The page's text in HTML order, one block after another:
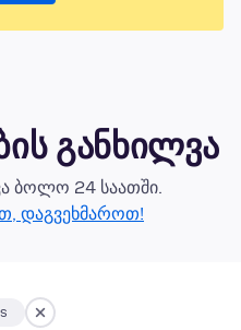
განხილვა
ბოლო 24 საათში.
დაგვეხმაროთ!